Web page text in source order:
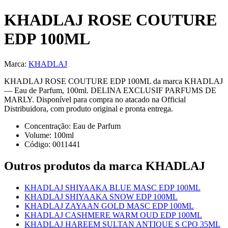
KHADLAJ ROSE COUTURE
EDP 100ML
Marca: KHADLAJ
KHADLAJ ROSE COUTURE EDP 100ML da marca KHADLAJ
— Eau de Parfum, 100ml. DELINA EXCLUSIF PARFUMS DE
MARLY. Disponível para compra no atacado na Official
Distribuidora, com produto original e pronta entrega.
Concentração: Eau de Parfum
Volume: 100ml
Código: 0011441
Outros produtos da marca KHADLAJ
KHADLAJ SHIYAAKA BLUE MASC EDP 100ML
KHADLAJ SHIYAAKA SNOW EDP 100ML
KHADLAJ ZAYAAN GOLD MASC EDP 100ML
KHADLAJ CASHMERE WARM OUD EDP 100ML
KHADLAJ HAREEM SULTAN ANTIQUE S CPO 35ML